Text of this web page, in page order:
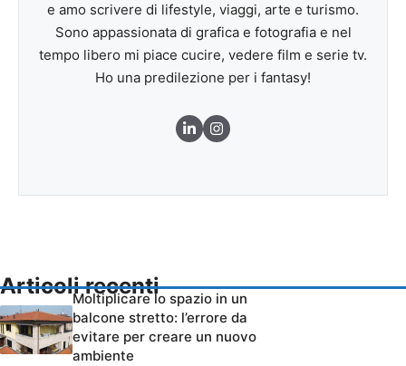
e amo scrivere di lifestyle, viaggi, arte e turismo.
Sono appassionata di grafica e fotografia e nel
tempo libero mi piace cucire, vedere film e serie tv.
Ho una predilezione per i fantasy!
Articoli recenti
Moltiplicare lo spazio in un
balcone stretto: l’errore da
evitare per creare un nuovo
ambiente